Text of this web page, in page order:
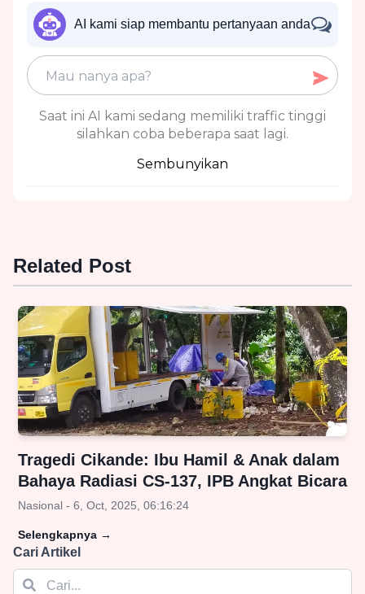
AI kami siap membantu pertanyaan anda
Saat ini AI kami sedang memiliki traffic tinggi
silahkan coba beberapa saat lagi.
Sembunyikan
Related Post
Tragedi Cikande: Ibu Hamil & Anak dalam
Bahaya Radiasi CS-137, IPB Angkat Bicara
Nasional - 6, Oct, 2025, 06:16:24
Selengkapnya →
Cari Artikel